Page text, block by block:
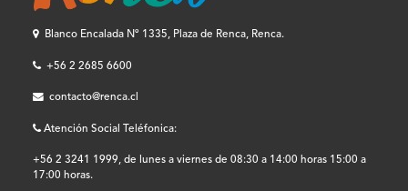
Blanco Encalada Nº 1335, Plaza de Renca, Renca.
+56 2 2685 6600
contacto@renca.cl
Atención Social Teléfonica:
+56 2 3241 1999, de lunes a viernes de 08:30 a 14:00 horas 15:00 a
17:00 horas.